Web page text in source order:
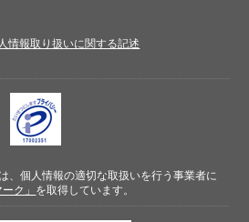
情報取り扱いに関する記述
、個人情報の適切な取扱いを行う事業者に
ク」 を取得しています。